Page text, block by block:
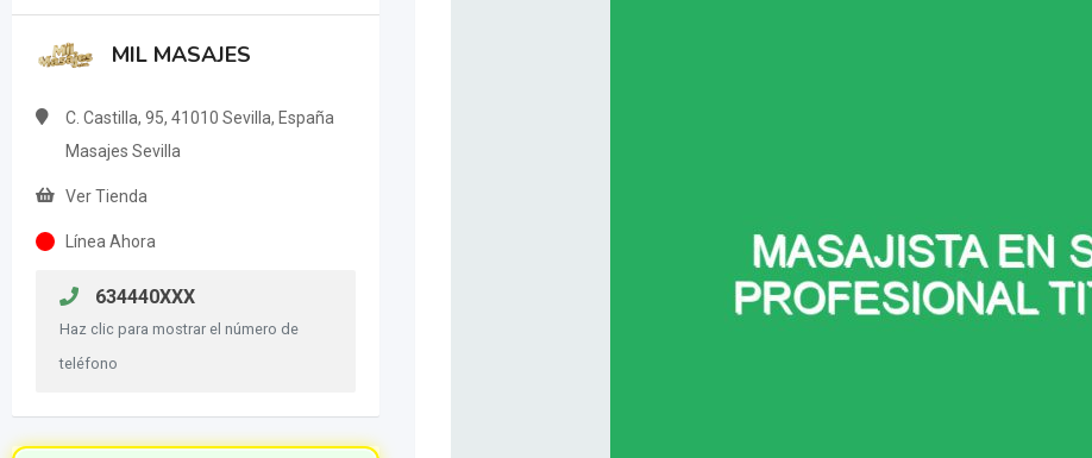
MIL MASAJES
C. Castilla, 95, 41010 Sevilla, España
Masajes Sevilla
Ver Tienda
Línea Ahora
634440XXX
Haz clic para mostrar el número de
teléfono